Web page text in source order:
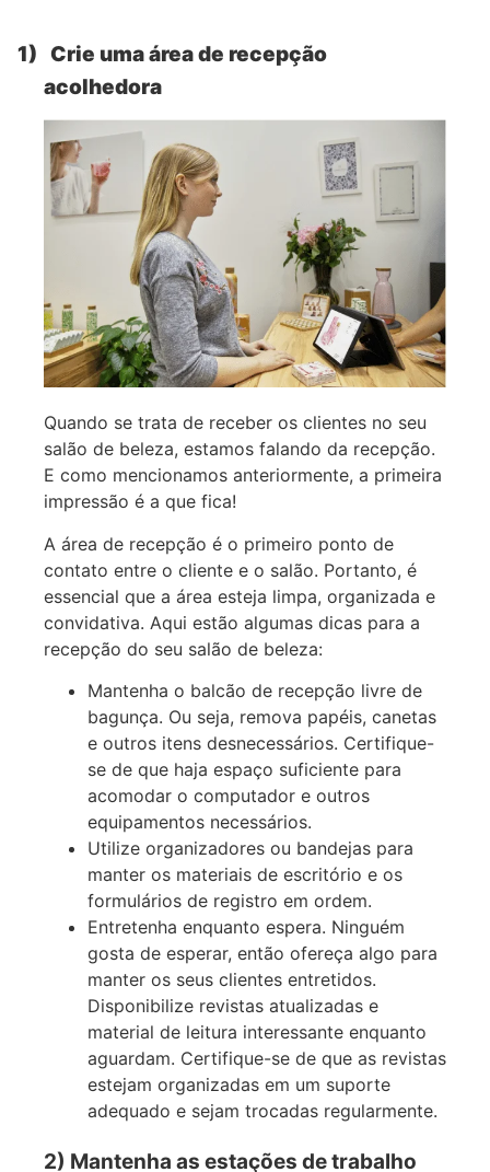
1) Crie uma área de recepção
acolhedora
Quando se trata de receber os clientes no seu
salão de beleza, estamos falando da recepção.
E como mencionamos anteriormente, a primeira
impressão é a que fica!
A área de recepção é o primeiro ponto de
contato entre o cliente e o salão. Portanto, é
essencial que a área esteja limpa, organizada e
convidativa. Aqui estão algumas dicas para a
recepção do seu salão de beleza:
Mantenha o balcão de recepção livre de
bagunça. Ou seja, remova papéis, canetas
e outros itens desnecessários. Certifique-
se de que haja espaço suficiente para
acomodar o computador e outros
equipamentos necessários.
Utilize organizadores ou bandejas para
manter os materiais de escritório e os
formulários de registro em ordem.
Entretenha enquanto espera. Ninguém
gosta de esperar, então ofereça algo para
manter os seus clientes entretidos.
Disponibilize revistas atualizadas e
material de leitura interessante enquanto
aguardam. Certifique-se de que as revistas
estejam organizadas em um suporte
adequado e sejam trocadas regularmente.
2) Mantenha as estações de trabalho